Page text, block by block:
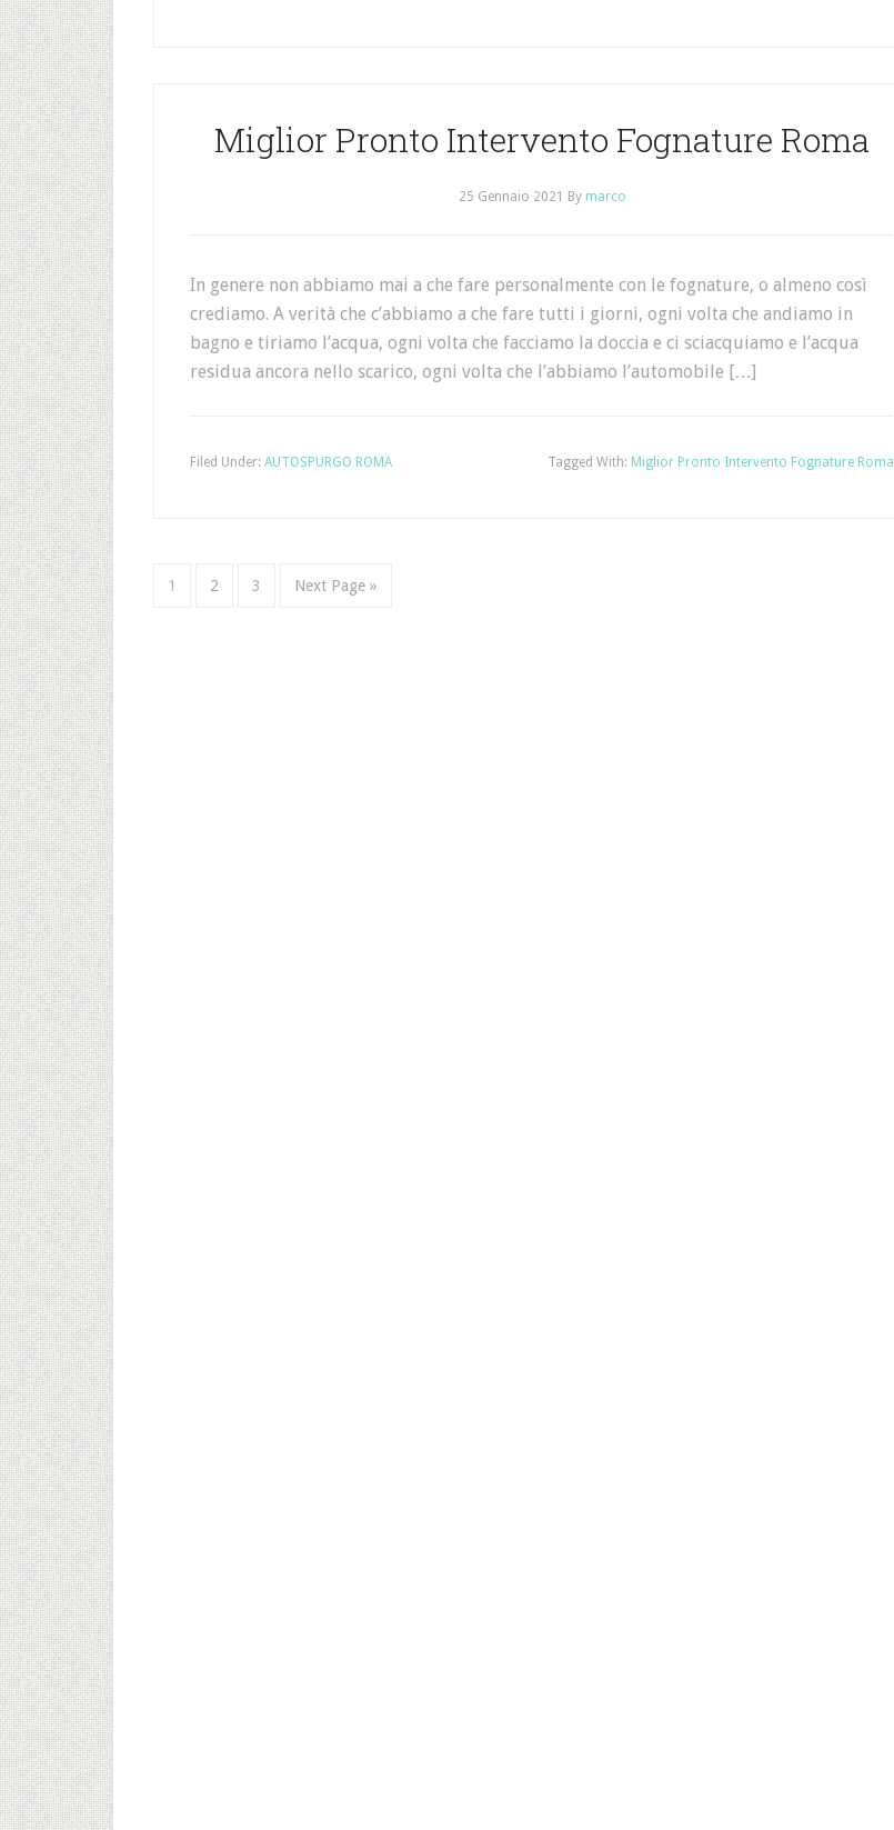
Miglior Pronto Intervento Fognature Roma
25 Gennaio 2021 By marco
In genere non abbiamo mai a che fare personalmente con le fognature, o almeno così
crediamo. A verità che c’abbiamo a che fare tutti i giorni, ogni volta che andiamo in
bagno e tiriamo l’acqua, ogni volta che facciamo la doccia e ci sciacquiamo e l’acqua
residua ancora nello scarico, ogni volta che l’abbiamo l’automobile […]
Filed Under: AUTOSPURGO ROMA Tagged With: Miglior Pronto Intervento Fognature Roma
1 2 3 Next Page »